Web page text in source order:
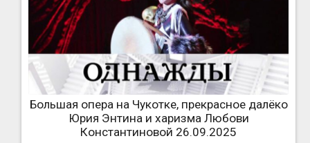
Большая опера на Чукотке, прекрасное далёко
Юрия Энтина и харизма Любови
Константиновой 26.09.2025